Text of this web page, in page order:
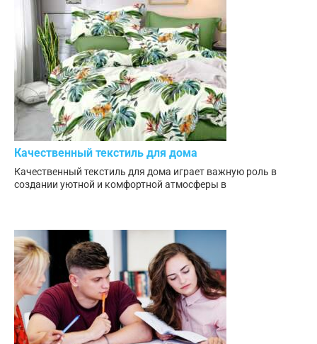
Качественный текстиль для дома
Качественный текстиль для дома играет важную роль в
создании уютной и комфортной атмосферы в